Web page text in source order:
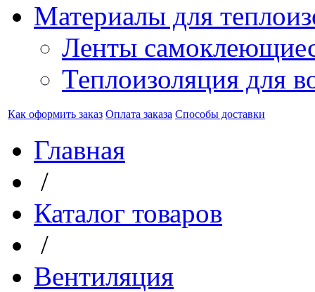
Материалы для
Ленты
Теплоизоляция для
Как оформить заказ Оплата заказа Способы доставки
Главная
/
Каталог товаров
/
Вентиляция